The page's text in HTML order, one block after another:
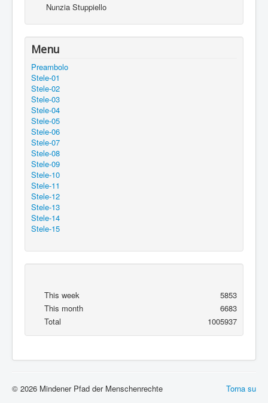
Nunzia Stuppiello
Menu
Preambolo
Stele-01
Stele-02
Stele-03
Stele-04
Stele-05
Stele-06
Stele-07
Stele-08
Stele-09
Stele-10
Stele-11
Stele-12
Stele-13
Stele-14
Stele-15
This week
5853
This month
6683
Total
1005937
Torna su
© 2026 Mindener Pfad der Menschenrechte